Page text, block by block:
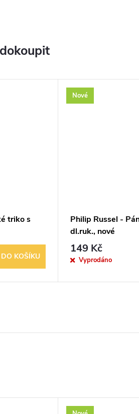
triko s
DO KOŠÍKU
Nové
Philip Russel -
dl.ruk., nové
149 Kč
Vyprodáno